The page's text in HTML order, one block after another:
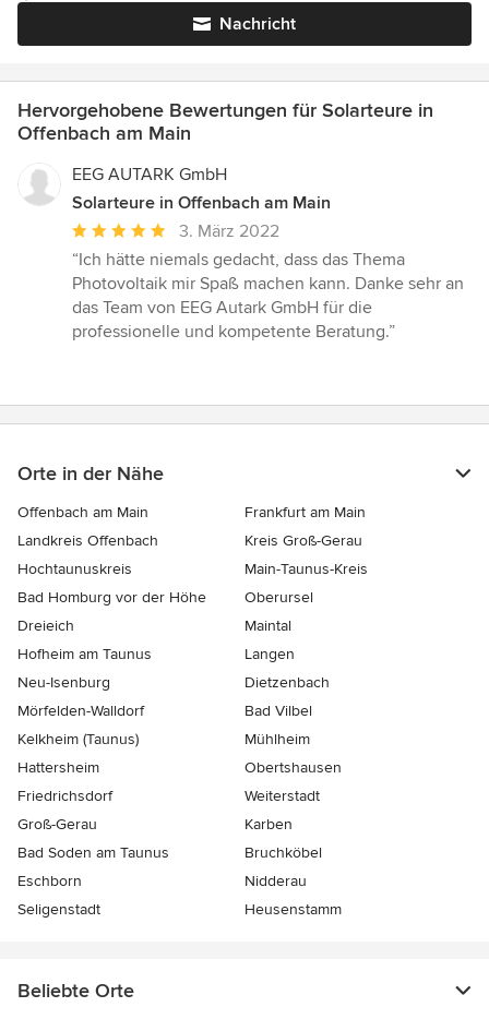
Nachricht
Hervorgehobene Bewertungen für Solarteure in
Offenbach am Main
EEG AUTARK GmbH
Solarteure in Offenbach am Main
Durchschnittliche
Bewertung:
5
von
5
3. März 2022
“Ich hätte niemals gedacht, dass das Thema
Photovoltaik mir Spaß machen kann. Danke sehr an
das Team von EEG Autark GmbH für die
professionelle und kompetente Beratung.”
Orte in der Nähe
Offenbach am Main
Frankfurt am Main
Landkreis Offenbach
Kreis Groß-Gerau
Hochtaunuskreis
Main-Taunus-Kreis
Bad Homburg vor der Höhe
Oberursel
Dreieich
Maintal
Hofheim am Taunus
Langen
Neu-Isenburg
Dietzenbach
Mörfelden-Walldorf
Bad Vilbel
Kelkheim (Taunus)
Mühlheim
Hattersheim
Obertshausen
Friedrichsdorf
Weiterstadt
Groß-Gerau
Karben
Bad Soden am Taunus
Bruchköbel
Eschborn
Nidderau
Seligenstadt
Heusenstamm
Beliebte Orte